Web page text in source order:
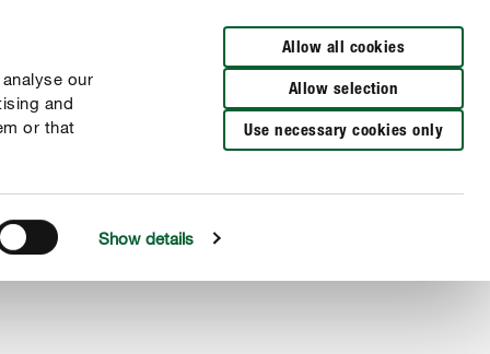
our
and
or that
Show details
Allow all cookies
Allow selection
Use necessary cookies only
Distributeurs à proximité